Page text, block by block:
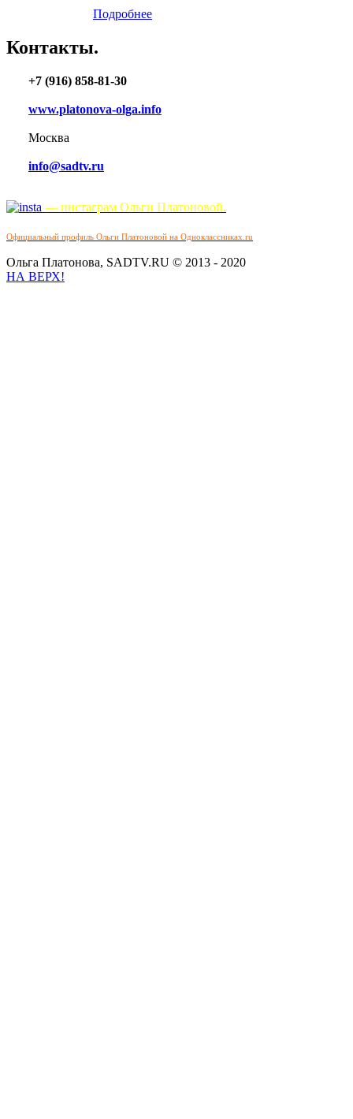
Подробнее
Контакты.
+7 (916) 858-81-30
www.platonova-olga.info
Москва
info@sadtv.ru
— инстаграм Ольги Платоновой.
Официальный профиль Ольги Платоновой на Одноклассниках.ru
Ольга Платонова, SADTV.RU © 2013 - 2020
НА ВЕРХ!